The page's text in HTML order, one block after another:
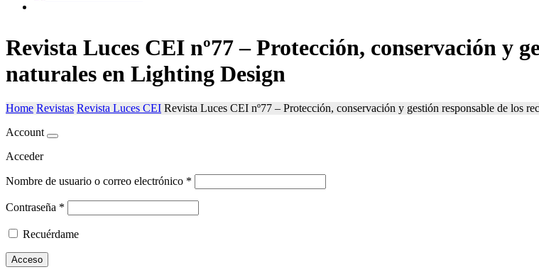
Revista Luces CEI nº77 – Protección, conservación y
naturales en Lighting Design
Home Revistas Revista Luces CEI Revista Luces CEI nº77 – Protección, conservación y gestión responsable de los
Account
Acceder
Nombre de usuario o correo electrónico *
Contraseña *
Recuérdame
Acceso